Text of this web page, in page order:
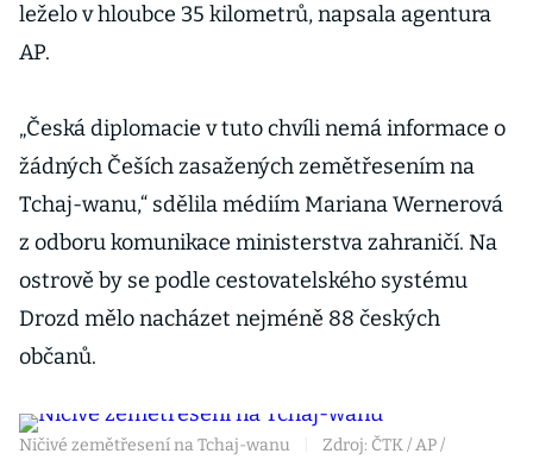
leželo v hloubce 35 kilometrů, napsala agentura
AP.
„Česká diplomacie v tuto chvíli nemá informace o
žádných Češích zasažených zemětřesením na
Tchaj-wanu,“ sdělila médiím Mariana Wernerová
z odboru komunikace ministerstva zahraničí. Na
ostrově by se podle cestovatelského systému
Drozd mělo nacházet nejméně 88 českých
občanů.
Ničivé zemětřesení na Tchaj-wanu
Zdroj: ČTK / AP /